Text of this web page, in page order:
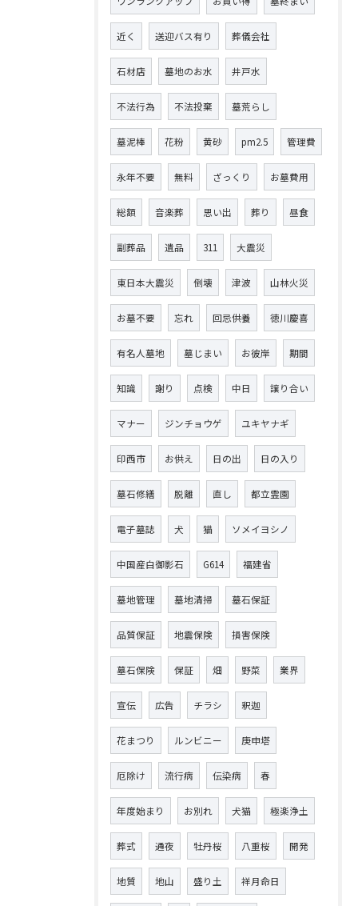
近く 送迎バス有り 葬儀会社
石材店 墓地のお水 井戸水
不法行為 不法投棄 墓荒らし
墓泥棒 花粉 黄砂 pm2.5 管理費
永年不要 無料 ざっくり お墓費用
総額 音楽葬 思い出 葬り 昼食
副葬品 遺品 311 大震災
東日本大震災 倒壊 津波 山林火災
お墓不要 忘れ 回忌供養 徳川慶喜
有名人墓地 墓じまい お彼岸 期間
知識 謝り 点検 中日 譲り合い
マナー ジンチョウゲ ユキヤナギ
印西市 お供え 日の出 日の入り
墓石修繕 脱離 直し 都立霊園
電子墓誌 犬 猫 ソメイヨシノ
中国産白御影石 G614 福建省
墓地管理 墓地清掃 墓石保証
品質保証 地震保険 損害保険
墓石保険 保証 畑 野菜 業界
宣伝 広告 チラシ 釈迦
花まつり ルンビニー 庚申塔
厄除け 流行病 伝染病 春
年度始まり お別れ 犬猫 極楽浄土
葬式 通夜 牡丹桜 八重桜 開発
地質 地山 盛り土 祥月命日